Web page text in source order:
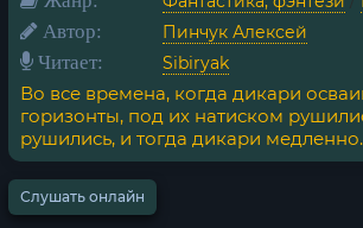
Автор: Пинчук Алексей
Читает: Sibiryak
Во все времена, когда дикари
горизонты, под их натиском
рушились, и тогда дикари
Слушать онлайн